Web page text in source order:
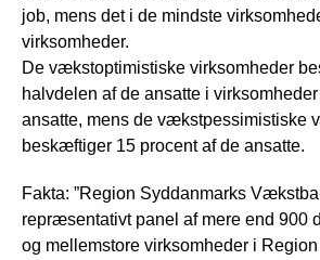
job, mens det i de mindste
virksomheder.
De vækstoptimistiske virksomheder
halvdelen af de ansatte i
ansatte, mens de vækstpessimistiske
beskæftiger 15 procent af de ansatte.
Fakta: ”Region Syddanmarks
repræsentativt panel af mere end 900
og mellemstore virksomheder i